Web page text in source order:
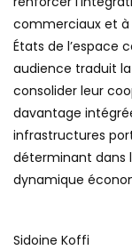
commerciaux et à
États de l’espace
audience traduit
consolider leur
davantage
infrastructures
déterminant dans
dynamique
Sidoine Koffi